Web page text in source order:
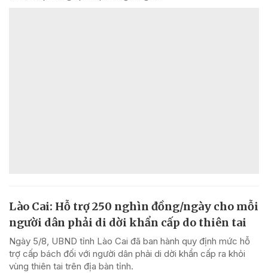
Lào Cai: Hỗ trợ 250 nghìn đồng/ngày cho mỗi
người dân phải di dời khẩn cấp do thiên tai
Ngày 5/8, UBND tỉnh Lào Cai đã ban hành quy định mức hỗ
trợ cấp bách đối với người dân phải di dời khẩn cấp ra khỏi
vùng thiên tai trên địa bàn tỉnh.